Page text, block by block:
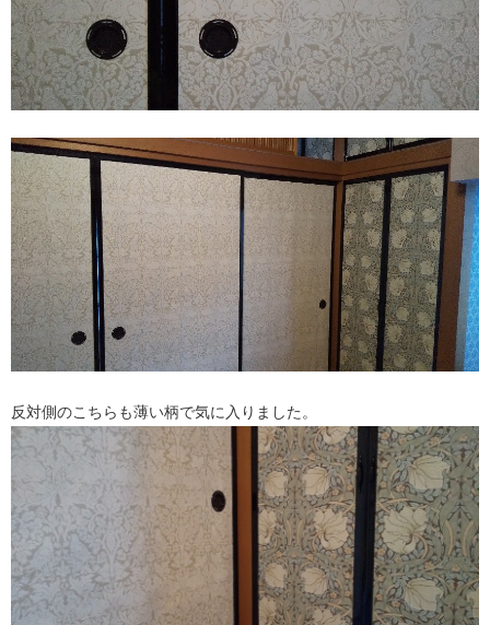
反対側のこちらも薄い柄で気に入りました。